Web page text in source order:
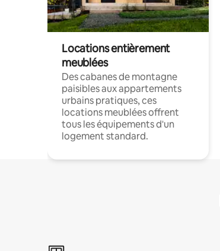
Locations entièrement
meublées
Des cabanes de montagne
paisibles aux appartements
urbains pratiques, ces
locations meublées offrent
tous les équipements d'un
logement standard.